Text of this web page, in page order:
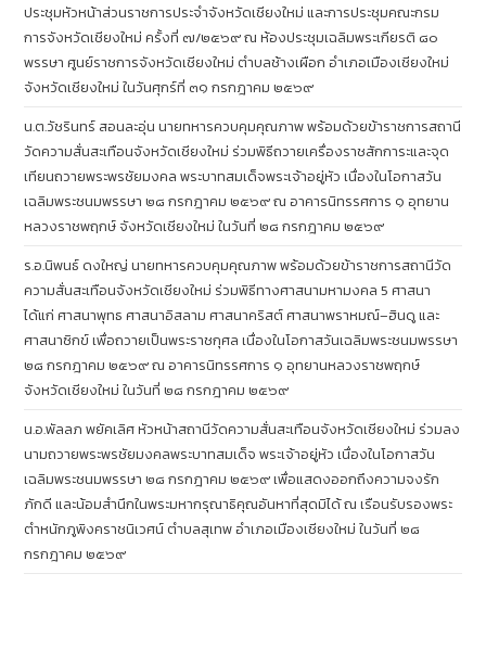
ประชุมหัวหน้าส่วนราชการประจำจังหวัดเชียงใหม่ และการประชุมคณะกรม
การจังหวัดเชียงใหม่ ครั้งที่ ๗/๒๕๖๙ ณ ห้องประชุมเฉลิมพระเกียรติ ๘๐
พรรษา ศูนย์ราชการจังหวัดเชียงใหม่ ตำบลช้างเผือก อำเภอเมืองเชียงใหม่
จังหวัดเชียงใหม่ ในวันศุกร์ที่ ๓๑ กรกฎาคม ๒๕๖๙
น.ต.วัชรินทร์ สอนละอุ่น นายทหารควบคุมคุณภาพ พร้อมด้วยข้าราชการสถานี
วัดความสั่นสะเทือนจังหวัดเชียงใหม่ ร่วมพิธีถวายเครื่องราชสักการะและจุด
เทียนถวายพระพรชัยมงคล พระบาทสมเด็จพระเจ้าอยู่หัว เนื่องในโอกาสวัน
เฉลิมพระชนมพรรษา ๒๘ กรกฎาคม ๒๕๖๙ ณ อาคารนิทรรศการ ๑ อุทยาน
หลวงราชพฤกษ์ จังหวัดเชียงใหม่ ในวันที่ ๒๘ กรกฎาคม ๒๕๖๙
ร.อ.นิพนธ์ ดงใหญ่ นายทหารควบคุมคุณภาพ พร้อมด้วยข้าราชการสถานีวัด
ความสั่นสะเทือนจังหวัดเชียงใหม่ ร่วมพิธีทางศาสนามหามงคล 5 ศาสนา
ได้แก่ ศาสนาพุทธ ศาสนาอิสลาม ศาสนาคริสต์ ศาสนาพราหมณ์–ฮินดู และ
ศาสนาซิกข์ เพื่อถวายเป็นพระราชกุศล เนื่องในโอกาสวันเฉลิมพระชนมพรรษา
๒๘ กรกฎาคม ๒๕๖๙ ณ อาคารนิทรรศการ ๑ อุทยานหลวงราชพฤกษ์
จังหวัดเชียงใหม่ ในวันที่ ๒๘ กรกฎาคม ๒๕๖๙
น.อ.พัลลภ พยัคเลิศ หัวหน้าสถานีวัดความสั่นสะเทือนจังหวัดเชียงใหม่ ร่วมลง
นามถวายพระพรชัยมงคลพระบาทสมเด็จ พระเจ้าอยู่หัว เนื่องในโอกาสวัน
เฉลิมพระชนมพรรษา ๒๘ กรกฎาคม ๒๕๖๙ เพื่อแสดงออกถึงความจงรัก
ภักดี และน้อมสำนึกในพระมหากรุณาธิคุณอันหาที่สุดมิได้ ณ เรือนรับรองพระ
ตำหนักภูพิงคราชนิเวศน์ ตำบลสุเทพ อำเภอเมืองเชียงใหม่ ในวันที่ ๒๘
กรกฎาคม ๒๕๖๙